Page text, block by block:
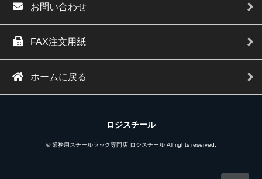
お問い合わせ
FAX注文用紙
ホームに戻る
ロジスチール
© 業務用スチールラック専門店 ロジスチール All rights reserved.